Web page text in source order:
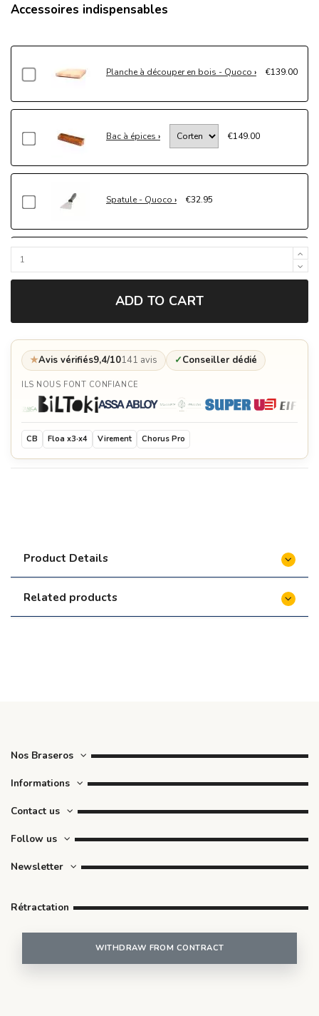
Accessoires indispensables
Planche à découper en bois - Quoco €139.00
Bac à épices €149.00
Spatule - Quoco €32.95
Mijoteuse - Quoco
Grille pour Barbecue sur Brasero - Moyen -
Quoco
€259.00
Housse de protection lavable - Grise Anthracite -
Large - Quoco
ADD TO CART
★Avis vérifiés9,4/10141 avis ✓Conseiller dédié
ILS NOUS FONT CONFIANCE
CB Floa x3·x4 Virement Chorus Pro
Product Details
Related products
Nos Braseros
Informations
Contact us
Follow us
Newsletter
Rétractation
WITHDRAW FROM CONTRACT